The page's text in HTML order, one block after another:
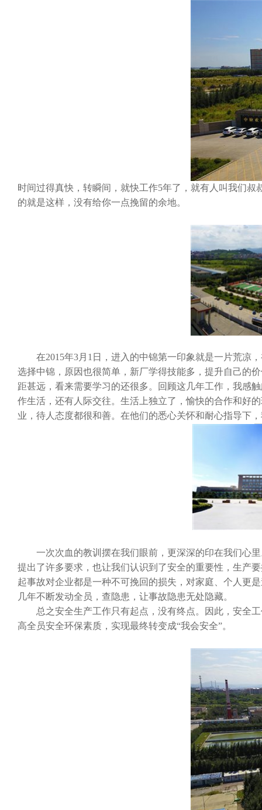
时间过得真快，转瞬间，就快工作5年了，就有人叫我们
的就是这样，没有给你一点挽留的余地。
在2015年3月1日，进入的中锦第一印象就是一片荒凉，
选择中锦，原因也很简单，新厂学得技能多，提升自己的
距甚远，看来需要学习的还很多。回顾这几年工作，我感
作生活，还有人际交往。生活上独立了，愉快的合作和好
业，待人态度都很和善。在他们的悉心关怀和耐心指导下
一次次血的教训摆在我们眼前，更深深的印在我们心里
提出了许多要求，也让我们认识到了安全的重要性，生产
起事故对企业都是一种不可挽回的损失，对家庭、个人更
几年不断发动全员，查隐患，让事故隐患无处隐藏。
总之安全生产工作只有起点，没有终点。因此，安全工
高全员安全环保素质，实现最终转变成“我会安全”。